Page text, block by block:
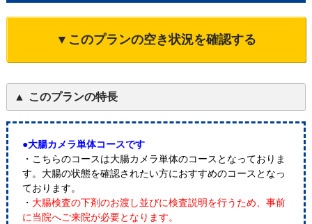
▼このプランの空き状況を確認する
このプランの特長
●大腸カメラ単体コースです
・こちらのコースは大腸カメラ単体のコースとなっておりま
す。大腸の状態を確認されたい方におすすめのコースとなっ
ております。
・ 大腸検査の下剤のお渡し並びに検査説明を行うため、事前
に当院へご来院が必要となります。